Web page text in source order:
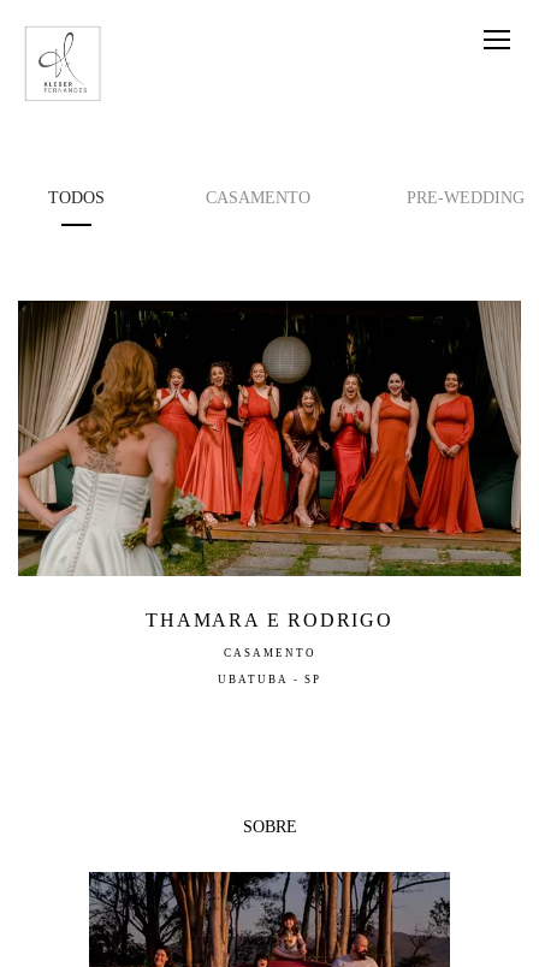
TODOS CASAMENTO PRE-WEDDING
THAMARA E RODRIGO
CASAMENTO
UBATUBA - SP
SOBRE